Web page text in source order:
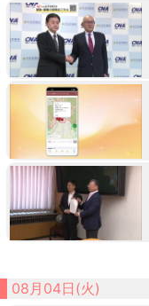
08月04日(火)